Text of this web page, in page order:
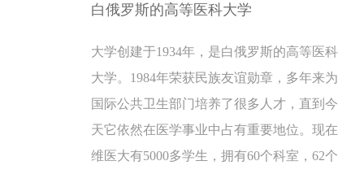
白俄罗斯的高等医科大学
大学创建于1934年，是白俄罗斯的高等医科
大学。1984年荣获民族友谊勋章，多年来为
国际公共卫生部门培养了很多人才，直到今
天它依然在医学事业中占有重要地位。现在
维医大有5000多学生，拥有60个科室，62个